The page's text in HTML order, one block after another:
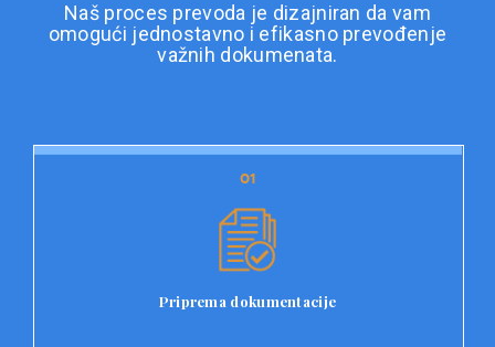
Naš proces prevoda je dizajniran da vam
omogući jednostavno i efikasno prevođenje
važnih dokumenata.
01
Priprema dokumentacije
01
Prvi korak u našem procesu prevoda je priprema
dokumentacije. Korisnici jednostavno učitavaju svoje
dokumenta, kao i specifične zahtjeve za prevod.